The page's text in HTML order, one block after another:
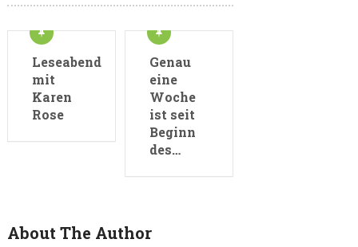
Leseabend
mit
Karen
Rose
Genau
eine
Woche
ist seit
Beginn
des…
About The Author